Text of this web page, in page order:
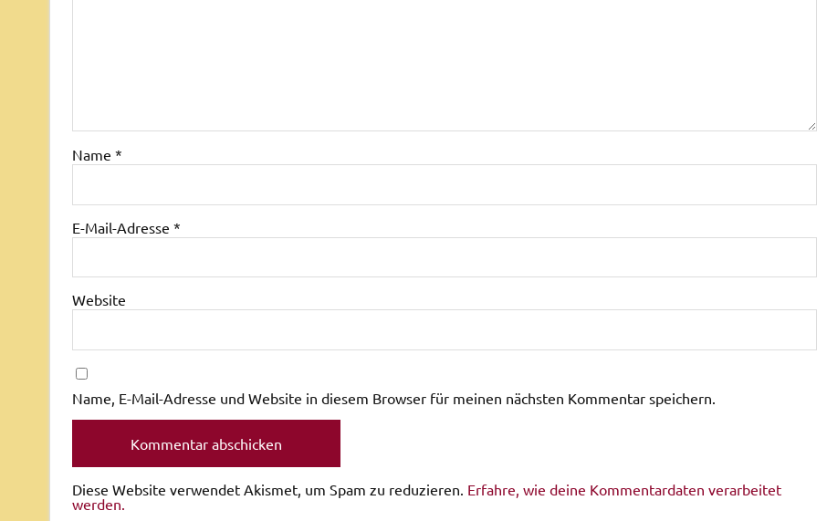
Name *
E-Mail-Adresse *
Website
Name, E-Mail-Adresse und Website in diesem Browser für meinen nächsten Kommentar speichern.
Diese Website verwendet Akismet, um Spam zu reduzieren. Erfahre, wie deine Kommentardaten verarbeitet
werden.